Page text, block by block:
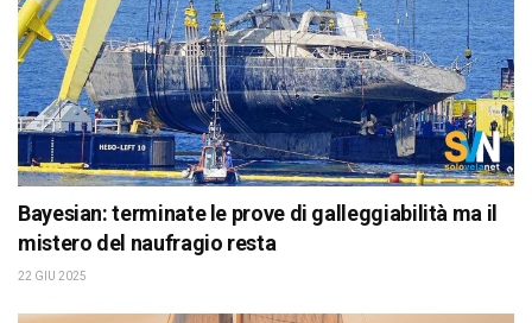
Bayesian: terminate le prove di galleggiabilità ma il
mistero del naufragio resta
22 GIU 2025